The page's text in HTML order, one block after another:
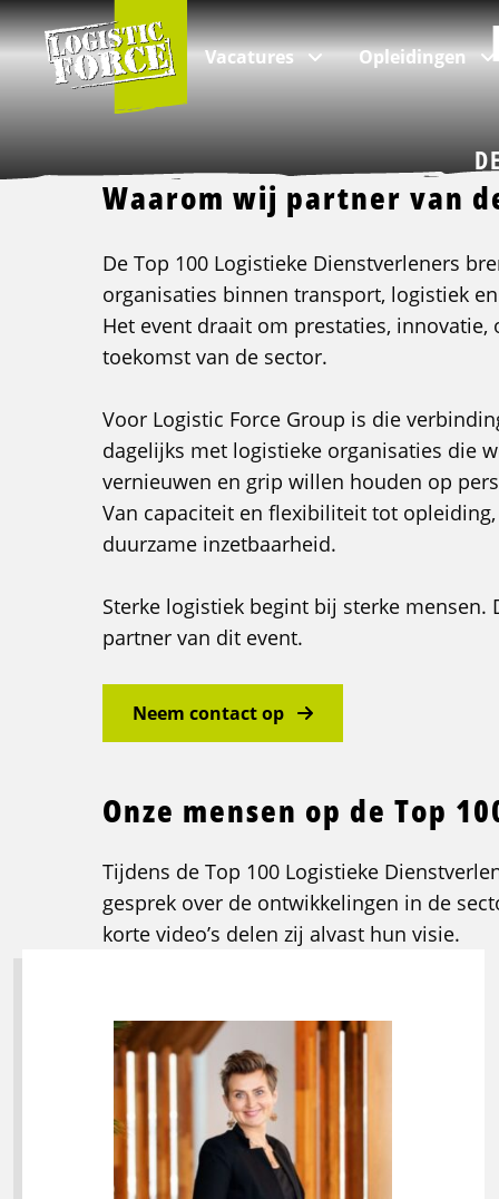
Logistic
Force
Vacatures
Per branche
Alle vacatures
Logistieke vacatures
Chauffeur vacatures
Verhuizing vacatures
Opleidingen
Categorieën
Intern transport opleidingen
Rijopleidingen
Taalopleidingen
Veiligheidsopleidingen
Incompany & maatwerk opleidingen
Over ons
Over Logistic Force
Veelgestelde vragen
Nieuws & Blogs
Klachten
VIA Logistics Professionals
VIA - Recruitment voor professionals
Waarom wij partner van
De Top 100 Logistieke Dienstverleners
organisaties binnen transport, logistiek
Het event draait om prestaties, innovatie,
toekomst van de sector.
Voor Logistic Force Group is die
dagelijks met logistieke organisaties die
vernieuwen en grip willen houden op
Van capaciteit en flexibiliteit tot
duurzame inzetbaarheid.
Sterke logistiek begint bij sterke mensen.
partner van dit event.
Neem contact op
Onze mensen op de Top
Tijdens de Top 100 Logistieke
gesprek over de ontwikkelingen in de
korte video’s delen zij alvast hun visie.